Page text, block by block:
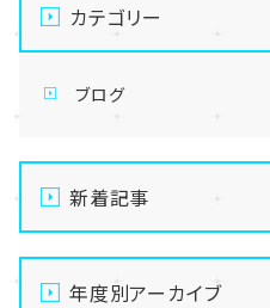
カテゴリー
ブログ
新着記事
【横浜】お知らせ★8月
年度別アーカイブ